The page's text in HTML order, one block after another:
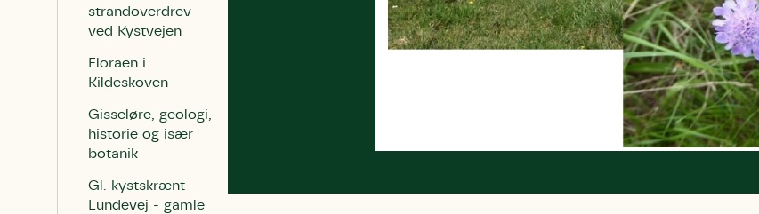
strandoverdrev
ved Kystvejen
Floraen i
Kildeskoven
Gisseløre, geologi,
historie og især
botanik
Gl. kystskrænt
Lundevej - gamle